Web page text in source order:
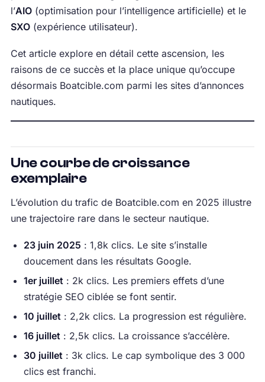
l’AIO(optimisation pour l’intelligence artificielle) et le
SXO(expérience utilisateur).
Cet article explore en détail cette ascension, les
raisons de ce succès et la place unique qu’occupe
désormais Boatcible.com parmi les sites d’annonces
nautiques.
Une courbe de croissance
exemplaire
L’évolution du trafic de Boatcible.com en 2025 illustre
une trajectoire rare dans le secteur nautique.
23 juin 2025 : 1,8k clics. Le site s’installe
doucement dans les résultats Google.
1er juillet: 2k clics. Les premiers effets d’une
stratégie SEO ciblée se font sentir.
10 juillet: 2,2k clics. La progression est régulière.
16 juillet: 2,5k clics. La croissance s’accélère.
30 juillet: 3k clics. Le cap symbolique des 3 000
clics est franchi.